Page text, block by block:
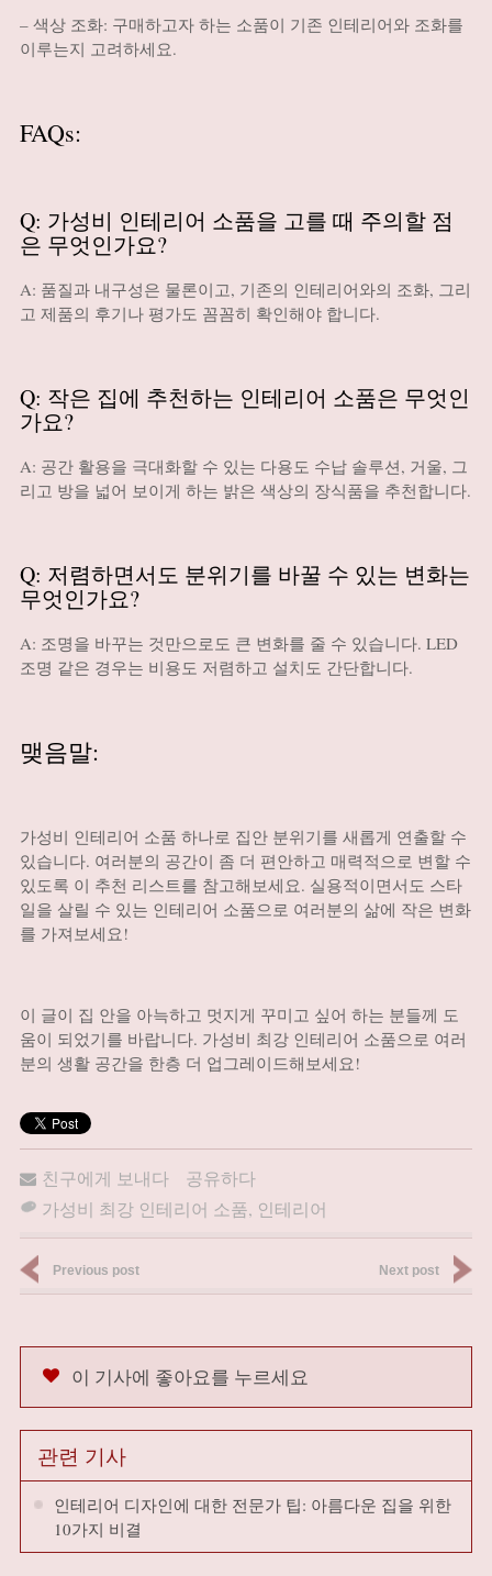
– 색상 조화: 구매하고자 하는 소품이 기존 인테리어와 조화를
이루는지 고려하세요.
FAQs:
Q: 가성비 인테리어 소품을 고를 때 주의할 점
은 무엇인가요?
A: 품질과 내구성은 물론이고, 기존의 인테리어와의 조화, 그리
고 제품의 후기나 평가도 꼼꼼히 확인해야 합니다.
Q: 작은 집에 추천하는 인테리어 소품은 무엇인
가요?
A: 공간 활용을 극대화할 수 있는 다용도 수납 솔루션, 거울, 그
리고 방을 넓어 보이게 하는 밝은 색상의 장식품을 추천합니다.
Q: 저렴하면서도 분위기를 바꿀 수 있는 변화는
무엇인가요?
A: 조명을 바꾸는 것만으로도 큰 변화를 줄 수 있습니다. LED
조명 같은 경우는 비용도 저렴하고 설치도 간단합니다.
맺음말:
가성비 인테리어 소품 하나로 집안 분위기를 새롭게 연출할 수
있습니다. 여러분의 공간이 좀 더 편안하고 매력적으로 변할 수
있도록 이 추천 리스트를 참고해보세요. 실용적이면서도 스타
일을 살릴 수 있는 인테리어 소품으로 여러분의 삶에 작은 변화
를 가져보세요!
이 글이 집 안을 아늑하고 멋지게 꾸미고 싶어 하는 분들께 도
움이 되었기를 바랍니다. 가성비 최강 인테리어 소품으로 여러
분의 생활 공간을 한층 더 업그레이드해보세요!
친구에게 보내다
공유하다
가성비 최강 인테리어 소품, 인테리어
Previous post Next post
이 기사에 좋아요를 누르세요
관련 기사
인테리어 디자인에 대한 전문가 팁: 아름다운 집을 위한
10가지 비결